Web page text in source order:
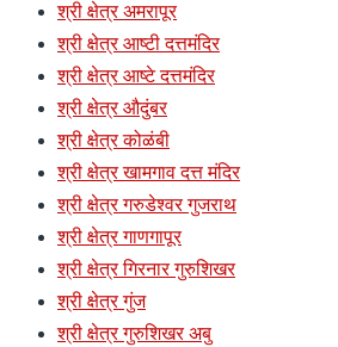
श्री क्षेत्र अमरापूर
श्री क्षेत्र आष्टी दत्तमंदिर
श्री क्षेत्र आष्टे दत्तमंदिर
श्री क्षेत्र औदुंबर
श्री क्षेत्र कोळंबी
श्री क्षेत्र खामगाव दत्त मंदिर
श्री क्षेत्र गरुडेश्वर गुजराथ
श्री क्षेत्र गाणगापूर
श्री क्षेत्र गिरनार गुरुशिखर
श्री क्षेत्र गुंज
श्री क्षेत्र गुरुशिखर अबु